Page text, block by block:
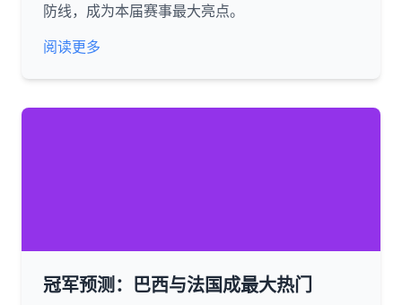
防线，成为本届赛事最大亮点。
阅读更多
冠军预测：巴西与法国成最大热门